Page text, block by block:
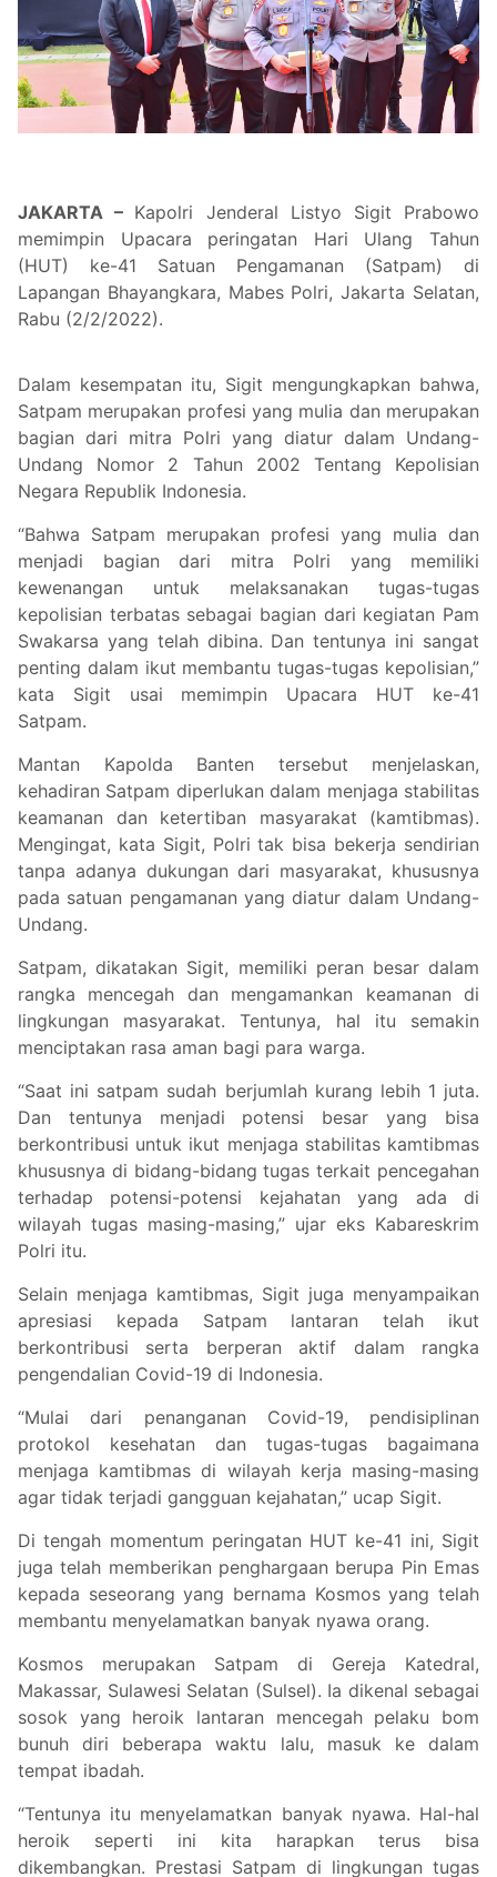
JAKARTA – Kapolri Jenderal Listyo Sigit Prabowo
memimpin Upacara peringatan Hari Ulang Tahun
(HUT) ke-41 Satuan Pengamanan (Satpam) di
Lapangan Bhayangkara, Mabes Polri, Jakarta Selatan,
Rabu (2/2/2022).
Dalam kesempatan itu, Sigit mengungkapkan bahwa,
Satpam merupakan profesi yang mulia dan merupakan
bagian dari mitra Polri yang diatur dalam Undang-
Undang Nomor 2 Tahun 2002 Tentang Kepolisian
Negara Republik Indonesia.
“Bahwa Satpam merupakan profesi yang mulia dan
menjadi bagian dari mitra Polri yang memiliki
kewenangan untuk melaksanakan tugas-tugas
kepolisian terbatas sebagai bagian dari kegiatan Pam
Swakarsa yang telah dibina. Dan tentunya ini sangat
penting dalam ikut membantu tugas-tugas kepolisian,”
kata Sigit usai memimpin Upacara HUT ke-41
Satpam.
Mantan Kapolda Banten tersebut menjelaskan,
kehadiran Satpam diperlukan dalam menjaga stabilitas
keamanan dan ketertiban masyarakat (kamtibmas).
Mengingat, kata Sigit, Polri tak bisa bekerja sendirian
tanpa adanya dukungan dari masyarakat, khususnya
pada satuan pengamanan yang diatur dalam Undang-
Undang.
Satpam, dikatakan Sigit, memiliki peran besar dalam
rangka mencegah dan mengamankan keamanan di
lingkungan masyarakat. Tentunya, hal itu semakin
menciptakan rasa aman bagi para warga.
“Saat ini satpam sudah berjumlah kurang lebih 1 juta.
Dan tentunya menjadi potensi besar yang bisa
berkontribusi untuk ikut menjaga stabilitas kamtibmas
khususnya di bidang-bidang tugas terkait pencegahan
terhadap potensi-potensi kejahatan yang ada di
wilayah tugas masing-masing,” ujar eks Kabareskrim
Polri itu.
Selain menjaga kamtibmas, Sigit juga menyampaikan
apresiasi kepada Satpam lantaran telah ikut
berkontribusi serta berperan aktif dalam rangka
pengendalian Covid-19 di Indonesia.
“Mulai dari penanganan Covid-19, pendisiplinan
protokol kesehatan dan tugas-tugas bagaimana
menjaga kamtibmas di wilayah kerja masing-masing
agar tidak terjadi gangguan kejahatan,” ucap Sigit.
Di tengah momentum peringatan HUT ke-41 ini, Sigit
juga telah memberikan penghargaan berupa Pin Emas
kepada seseorang yang bernama Kosmos yang telah
membantu menyelamatkan banyak nyawa orang.
Kosmos merupakan Satpam di Gereja Katedral,
Makassar, Sulawesi Selatan (Sulsel). Ia dikenal sebagai
sosok yang heroik lantaran mencegah pelaku bom
bunuh diri beberapa waktu lalu, masuk ke dalam
tempat ibadah.
“Tentunya itu menyelamatkan banyak nyawa. Hal-hal
heroik seperti ini kita harapkan terus bisa
dikembangkan. Prestasi Satpam di lingkungan tugas